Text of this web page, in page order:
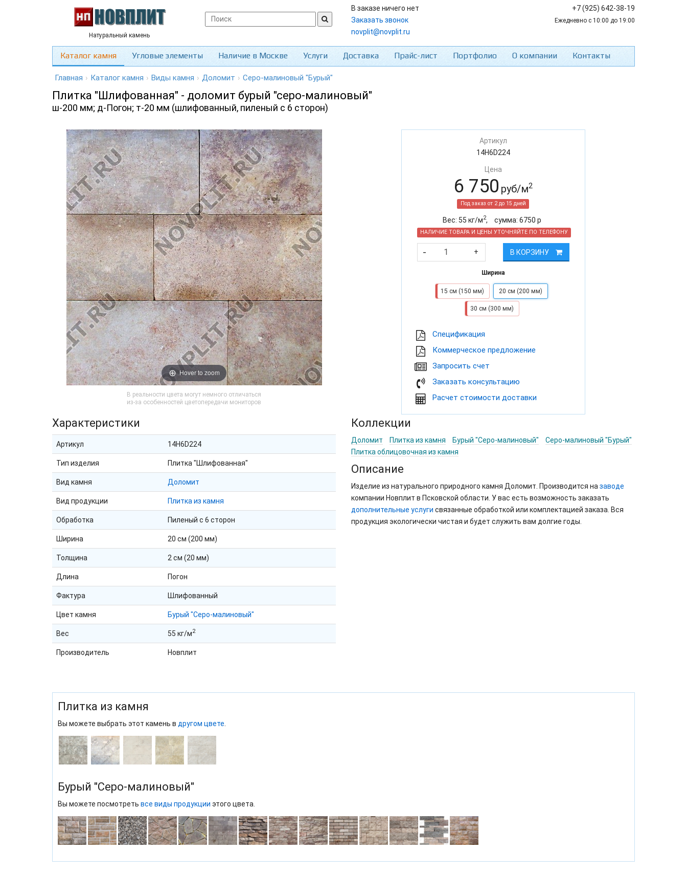
Натуральный камень
В заказе ничего нет
Заказать звонок
novplit@novplit.ru
+7 (925) 642-38-19
Ежедневно с 10:00 до 19:00
Каталог камня Угловые элементы Наличие в Москве Услуги Доставка Прайс-лист Портфолио О компании Контакты
Главная › Каталог камня › Виды камня › Доломит › Серо-малиновый "Бурый"
Плитка "Шлифованная" - доломит бурый "серо-малиновый"
ш-200 мм; д-Погон; т-20 мм (шлифованный, пиленый с 6 сторон)
Hover to zoom
В реальности цвета могут немного отличаться
из-за особенностей цветопередачи мониторов
Артикул
14H6D224
Цена
6 750 руб/м2
Под заказ от 2 до 15 дней
Вес: 55 кг/м2, cумма: 6750 р
НАЛИЧИЕ ТОВАРА И ЦЕНЫ УТОЧНЯЙТЕ ПО ТЕЛЕФОНУ
- + В КОРЗИНУ
Ширина
15 см (150 мм) 20 см (200 мм)
30 см (300 мм)
Cпецификация
Коммерческое предложение
Запросить счет
Заказать консультацию
Расчет стоимости доставки
Характеристики
Артикул 14H6D224
Тип изделия Плитка "Шлифованная"
Вид камня Доломит
Вид продукции Плитка из камня
Обработка Пиленый с 6 сторон
Ширина 20 см (200 мм)
Толщина 2 см (20 мм)
Длина Погон
Фактура Шлифованный
Цвет камня Бурый "Серо-малиновый"
Вес 55 кг/м2
Производитель Новплит
Коллекции
Доломит Плитка из камня Бурый "Серо-малиновый"
Серо-малиновый "Бурый"
Плитка облицовочная из камня
Описание
Изделие из натурального природного камня Доломит. Производится на заводе
компании Новплит в Псковской области. У вас есть возможность заказать
дополнительные услуги связанные обработкой или комплектацией заказа. Вся
продукция экологически чистая и будет служить вам долгие годы.
Плитка из камня
Вы можете выбрать этот камень в другом цвете
Бурый "Серо-малиновый"
Вы можете посмотреть все виды продукции этого цвета.